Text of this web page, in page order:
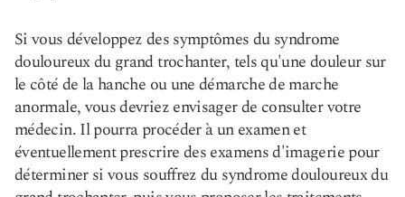
Si vous développez des symptômes du syndrome
douloureux du grand trochanter, tels qu'une douleur sur
le côté de la hanche ou une démarche de marche
anormale, vous devriez envisager de consulter votre
médecin. Il pourra procéder à un examen et
éventuellement prescrire des examens d'imagerie pour
déterminer si vous souffrez du syndrome douloureux du